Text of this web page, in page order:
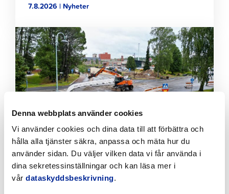
Denna webbplats använder cookies
Vi använder cookies och dina data till att förbättra och
hålla alla tjänster säkra, anpassa och mäta hur du
använder sidan. Du väljer vilken data vi får använda i
dina sekretessinställningar och kan läsa mer i
vår dataskyddsbeskrivning.
7.8.2026 | Nyheter
Klicka
för
att
läsa
artikeln
Tillfälliga trafikarrangemang vid Sikören samt i
korsningen mellan Stationsvägen och
Jakobsgatan